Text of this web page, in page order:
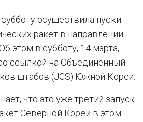
осуществила пуски
ракет в направлении
этом в субботу, 14 марта,
ссылкой на Объединённый
штабов (JCS) Южной Кореи.
что это уже третий запуск
Северной Кореи в этом